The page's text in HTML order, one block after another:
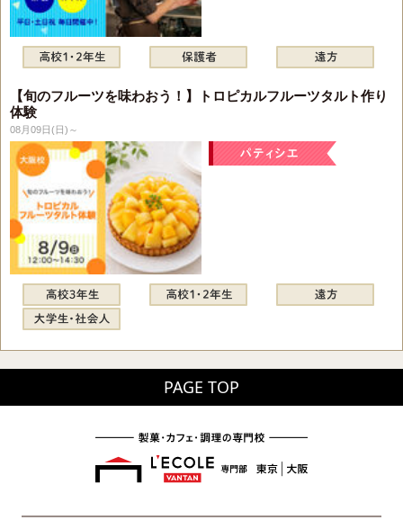
【旬のフルーツを味わおう！】トロピカルフルーツタルト作り
体験
08月09日(日)～
PAGE TOP